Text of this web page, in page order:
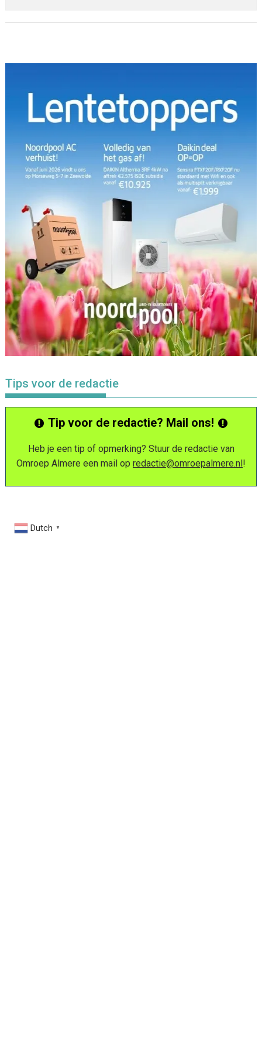
Tips voor de redactie
Tip voor de redactie? Mail ons!
Heb je een tip of opmerking? Stuur de redactie van
Omroep Almere een mail op redactie@omroepalmere.nl!
Dutch ▼